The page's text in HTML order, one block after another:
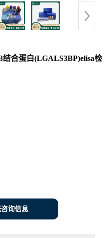
合蛋白(LGALS3BP)elisa检
询信息